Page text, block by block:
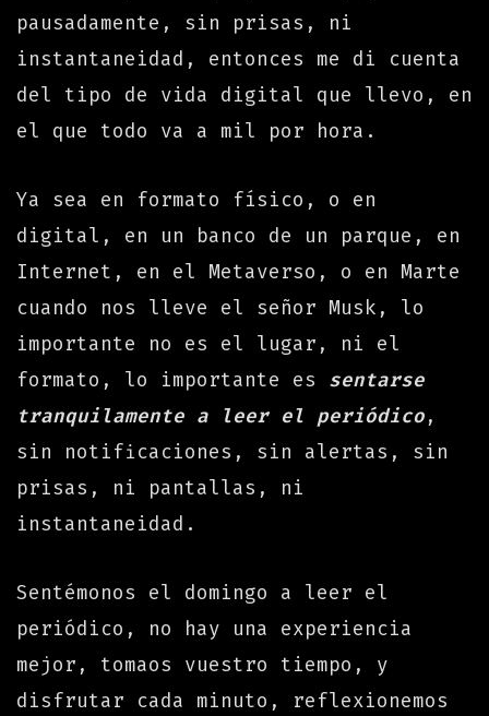
pausadamente, sin prisas, ni
instantaneidad, entonces me di cuenta
del tipo de vida digital que llevo, en
el que todo va a mil por hora.
Ya sea en formato físico, o en
digital, en un banco de un parque, en
Internet, en el Metaverso, o en Marte
cuando nos lleve el señor Musk, lo
importante no es el lugar, ni el
formato, lo importante es sentarse
tranquilamente a leer el periódico,
sin notificaciones, sin alertas, sin
prisas, ni pantallas, ni
instantaneidad.
Sentémonos el domingo a leer el
periódico, no hay una experiencia
mejor, tomaos vuestro tiempo, y
disfrutar cada minuto, reflexionemos